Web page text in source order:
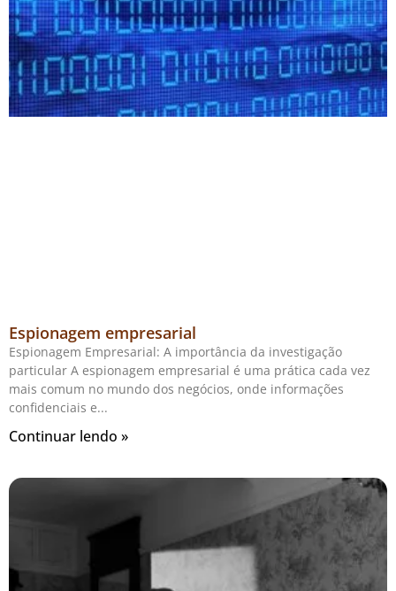
Espionagem empresarial
Espionagem Empresarial: A importância da investigação
particular A espionagem empresarial é uma prática cada vez
mais comum no mundo dos negócios, onde informações
confidenciais e
Continuar lendo »